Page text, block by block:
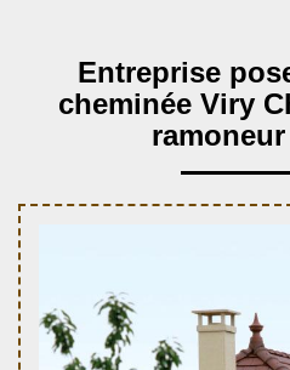
Entreprise
cheminée Viry